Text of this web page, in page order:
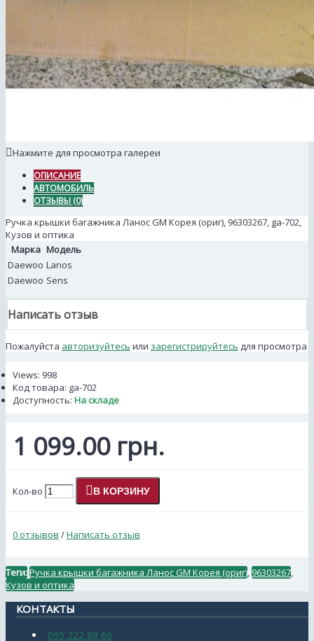
Нажмите для просмотра галереи
ОПИСАНИЕ
АВТОМОБИЛЬ
ОТЗЫВЫ (0)
Ручка крышки багажника Ланос GM Корея (ориг), 96303267, ga-702,
Кузов и оптика
Марка Модель
Daewoo Lanos
Daewoo Sens
Написать отзыв
Пожалуйста авторизуйтесь или зарегистрируйтесь для просмотра
Views: 998
Код товара: ga-702
Доступность: На складе
1 099.00 грн.
Кол-во В КОРЗИНУ
0 отзывов /Написать отзыв
Теги:Ручка крышки багажника Ланос GM Корея (ориг) 96303267
Кузов и оптика
КОНТАКТЫ
095 222 88 66